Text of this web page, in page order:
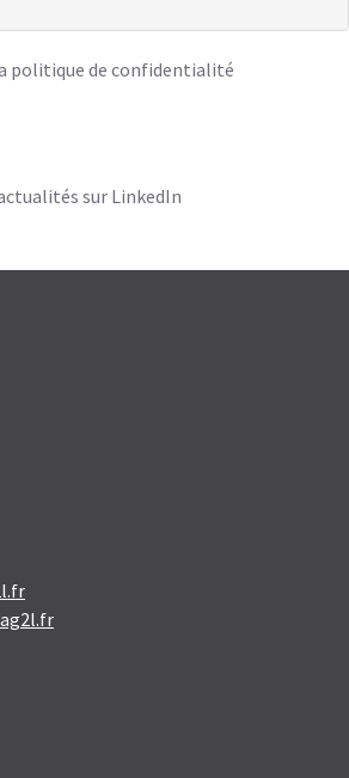
politique de confidentialité
sur LinkedIn